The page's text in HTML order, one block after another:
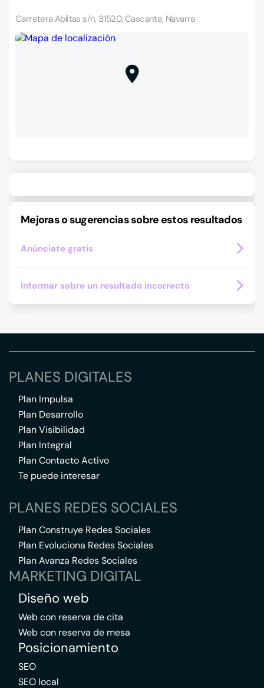
Carretera Ablitas s/n, 31520, Cascante, Navarra
Mejoras o sugerencias sobre estos resultados
Anúnciate gratis
Informar sobre un resultado incorrecto
PLANES DIGITALES
Plan Impulsa
Plan Desarrollo
Plan Visibilidad
Plan Integral
Plan Contacto Activo
Te puede interesar
PLANES REDES SOCIALES
Plan Construye Redes Sociales
Plan Evoluciona Redes Sociales
Plan Avanza Redes Sociales
MARKETING DIGITAL
Diseño web
Web con reserva de cita
Web con reserva de mesa
Posicionamiento
SEO
SEO local